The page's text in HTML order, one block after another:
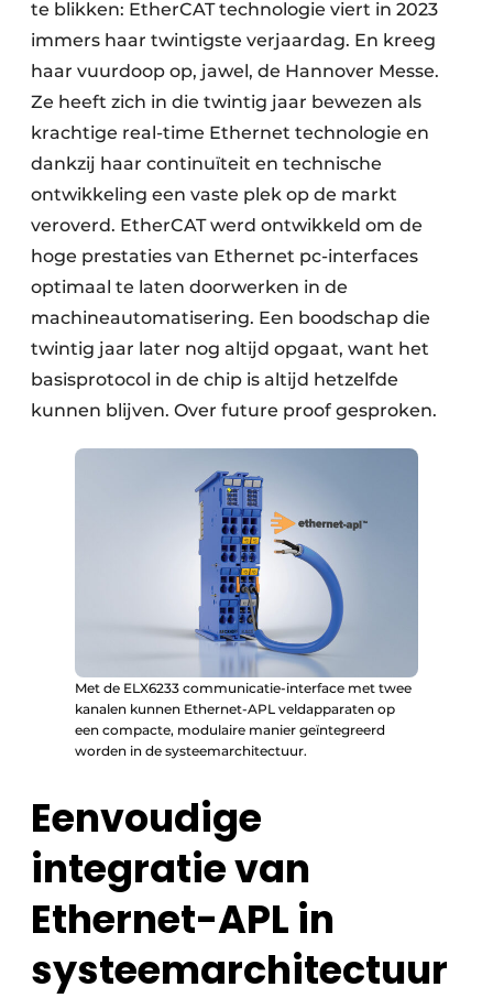
te blikken: EtherCAT technologie viert in 2023
immers haar twintigste verjaardag. En kreeg
haar vuurdoop op, jawel, de Hannover Messe.
Ze heeft zich in die twintig jaar bewezen als
krachtige real-time Ethernet technologie en
dankzij haar continuïteit en technische
ontwikkeling een vaste plek op de markt
veroverd. EtherCAT werd ontwikkeld om de
hoge prestaties van Ethernet pc-interfaces
optimaal te laten doorwerken in de
machineautomatisering. Een boodschap die
twintig jaar later nog altijd opgaat, want het
basisprotocol in de chip is altijd hetzelfde
kunnen blijven. Over future proof gesproken.
Met de ELX6233 communicatie-interface met twee
kanalen kunnen Ethernet-APL veldapparaten op
een compacte, modulaire manier geïntegreerd
worden in de systeemarchitectuur.
Eenvoudige
integratie van
Ethernet-APL in
systeemarchitectuur